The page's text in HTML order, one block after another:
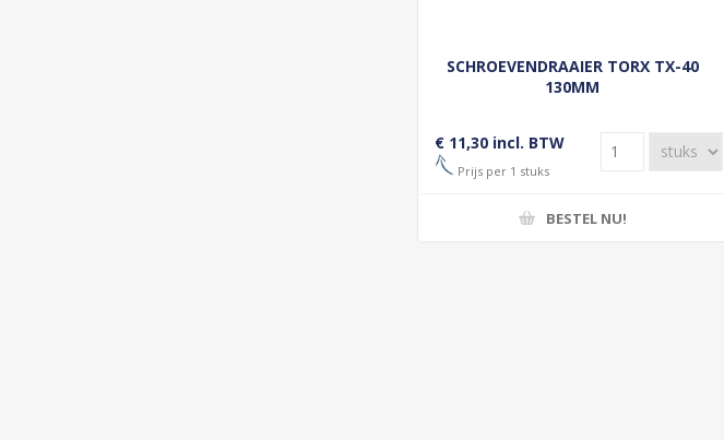
SCHROEVENDRAAIER TORX TX-40
130MM
€ 11,30 incl. BTW
Prijs per 1 stuks
BESTEL NU!